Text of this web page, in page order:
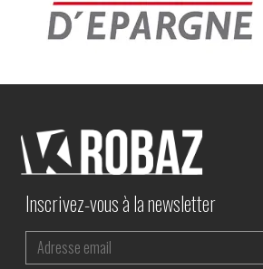
Inscrivez-vous à la newsletter